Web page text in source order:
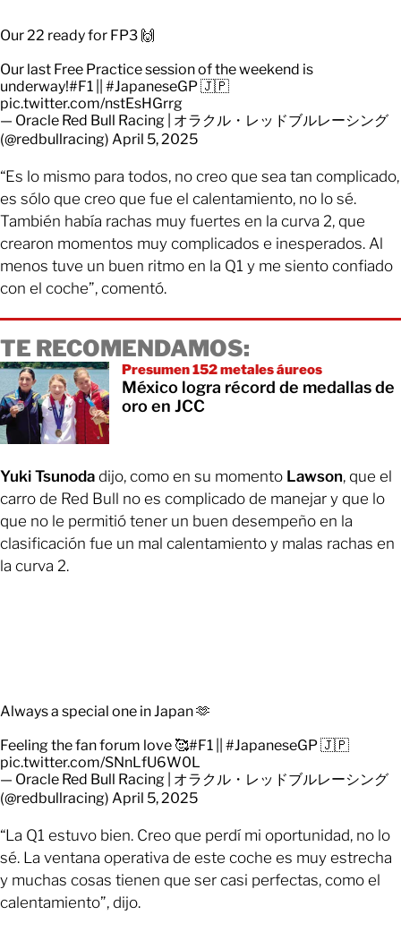
Our 22 ready for FP3 🙌
Our last Free Practice session of the weekend is
underway!#F1 #JapaneseGP🇯🇵
pic.twitter.com/nstEsHGrrg
— Oracle Red Bull Racing | オラクル・レッドブルレーシング
(@redbullracing) April 5, 2025
“Es lo mismo para todos, no creo que sea tan complicado,
es sólo que creo que fue el calentamiento, no lo sé.
También había rachas muy fuertes en la curva 2, que
crearon momentos muy complicados e inesperados. Al
menos tuve un buen ritmo en la Q1 y me siento confiado
con el coche”, comentó.
TE RECOMENDAMOS:
Presumen 152 metales áureos
México logra récord de medallas de
oro en JCC
Yuki Tsunoda dijo, como en su momento Lawson, que el
carro de Red Bull no es complicado de manejar y que lo
que no le permitió tener un buen desempeño en la
clasificación fue un mal calentamiento y malas rachas en
la curva 2.
Always a special one in Japan 🫶
Feeling the fan forum love 🥰#F1 #JapaneseGP🇯🇵
pic.twitter.com/SNnLfU6W0L
— Oracle Red Bull Racing | オラクル・レッドブルレーシング
(@redbullracing) April 5, 2025
“La Q1 estuvo bien. Creo que perdí mi oportunidad, no lo
sé. La ventana operativa de este coche es muy estrecha
y muchas cosas tienen que ser casi perfectas, como el
calentamiento”, dijo.